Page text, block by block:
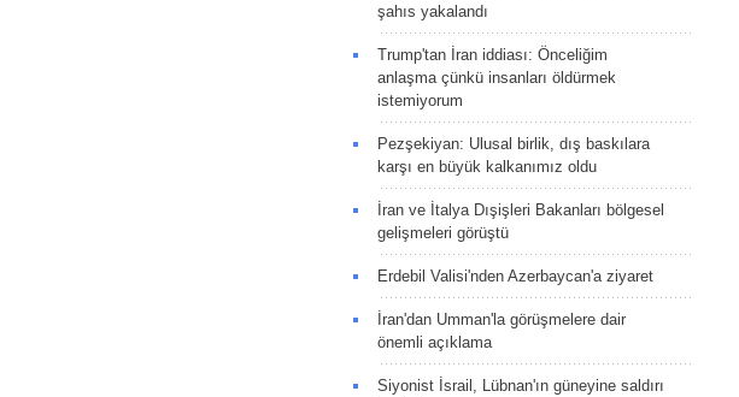
şahıs yakalandı
Trump'tan İran iddiası: Önceliğim
anlaşma çünkü insanları öldürmek
istemiyorum
Pezşekiyan: Ulusal birlik, dış baskılara
karşı en büyük kalkanımız oldu
İran ve İtalya Dışişleri Bakanları bölgesel
gelişmeleri görüştü
Erdebil Valisi'nden Azerbaycan'a ziyaret
İran'dan Umman'la görüşmelere dair
önemli açıklama
Siyonist İsrail, Lübnan'ın güneyine saldırı